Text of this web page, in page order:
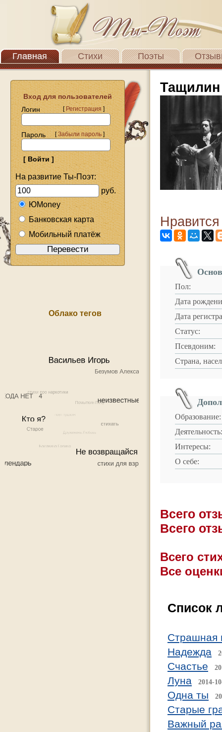
Главная Стихи Поэты
Вход для пользователей
Логин
[Регистрация]
Пароль [Забыли пароль]
На развитие Ты-Поэт:
руб.
ЮMoney
Банковская карта
Мобильный платёж
Облако тегов
Тащилин
Пол:
Дата
Дата
Статус:
Псевдоним:
Страна,
Образование:
Деятельность:
Интересы:
О себе:
Всего
Всего
Всего
Все
Список
Страшная
Надежда
Счастье
Луна 2014-
Одна ты
Старые
Важный